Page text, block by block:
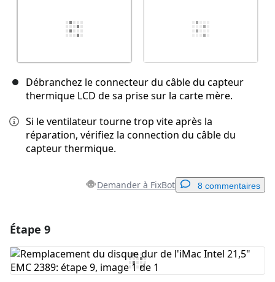
Débranchez le connecteur du câble du capteur
thermique LCD de sa prise sur la carte mère.
Si le ventilateur tourne trop vite après la
réparation, vérifiez la connection du câble du
capteur thermique.
Demander à FixBot 8 commentaires
Ajouter un commentaire
Étape 9